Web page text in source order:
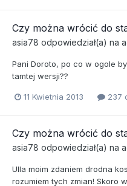
Czy można wrócić do
asia78 odpowiedział(a) na
Pani Doroto, po co w ogole
tamtej wersji??
11 Kwietnia 2013 237
Czy można wrócić do
asia78 odpowiedział(a) na
Ulla moim zdaniem drodna
rozumiem tych zmian! Skoro